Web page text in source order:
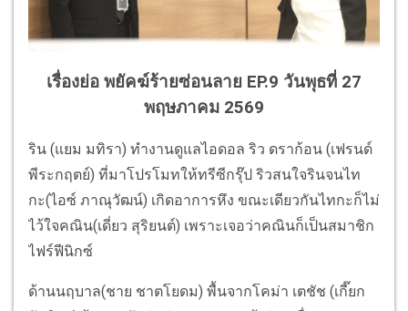
เรื่องย่อ พยัคฆ์ร้ายซ่อนลาย EP.9 วันพุธที่ 27
พฤษภาคม 2569
ริน (แยม มทิรา) ทำงานดูแลไอดอล ริว ดราก้อน (เฟรนด์
พีระกฤตย์) ที่มาโปรโมทให้ทรีซีกรุ๊ป ริวสนใจรินจนไท
กะ(ไอซ์ ภาณุวัฒน์) เกิดอาการหึง ขณะเดียวกันไทกะก็ไม่
ไว้ใจคณิน(เดี่ยว สุริยนต์) เพราะเจอว่าคณินก็เป็นสมาชิก
ไฟร์ฟีนิกซ์
ด้านนฤบาล(ชาย ชาตโยดม) พื้นจากโคม่า เตชัช (เกี๊ยก